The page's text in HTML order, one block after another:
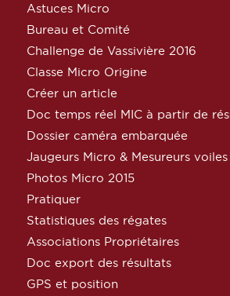
Astuces Micro
Bureau et Comité
Challenge de Vassivière 2016
Classe Micro Origine
Créer un article
Doc temps réel MIC à partir de
Dossier caméra embarquée
Jaugeurs Micro & Mesureurs
Photos Micro 2015
Pratiquer
Statistiques des régates
Associations Propriétaires
Doc export des résultats
GPS et position